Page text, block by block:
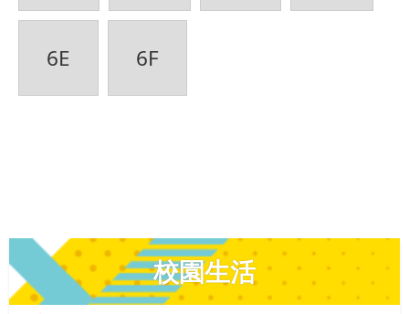
6E 6F
校園生活